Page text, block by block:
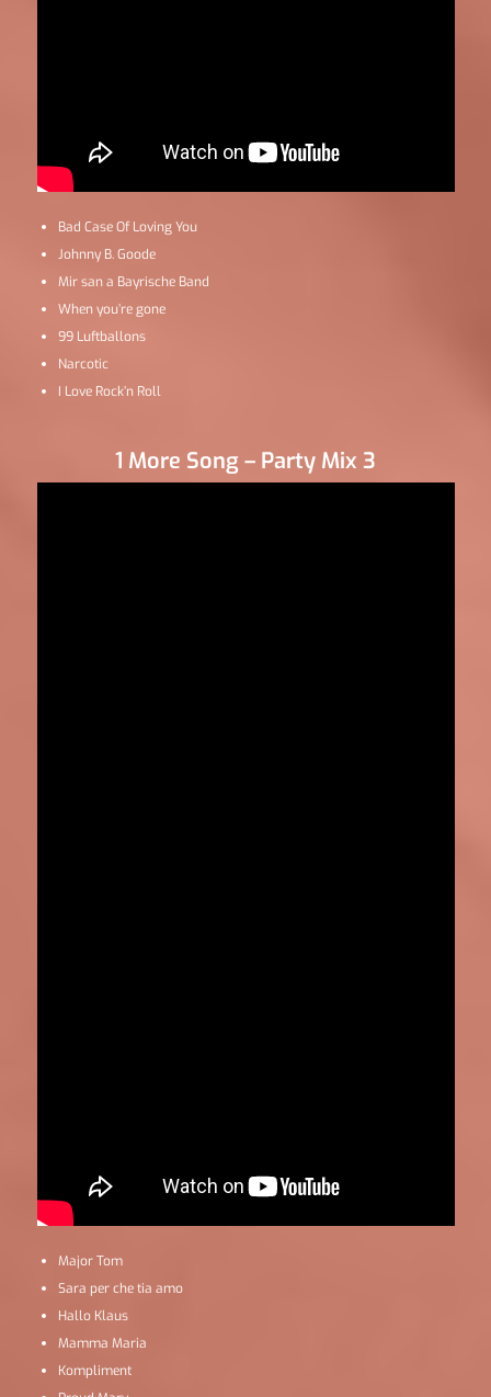
Bad Case Of Loving You
Johnny B. Goode
Mir san a Bayrische Band
When you’re gone
99 Luftballons
Narcotic
I Love Rock’n Roll
1 More Song – Party Mix 3
Major Tom
Sara per che tia amo
Hallo Klaus
Mamma Maria
Kompliment